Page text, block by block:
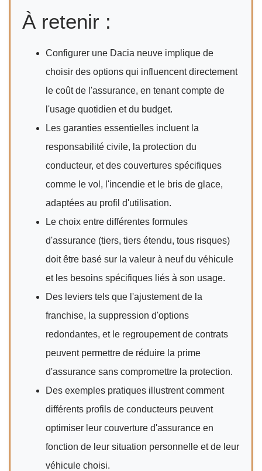
À retenir :
Configurer une Dacia neuve implique de
choisir des options qui influencent directement
le coût de l'assurance, en tenant compte de
l'usage quotidien et du budget.
Les garanties essentielles incluent la
responsabilité civile, la protection du
conducteur, et des couvertures spécifiques
comme le vol, l'incendie et le bris de glace,
adaptées au profil d'utilisation.
Le choix entre différentes formules
d'assurance (tiers, tiers étendu, tous risques)
doit être basé sur la valeur à neuf du véhicule
et les besoins spécifiques liés à son usage.
Des leviers tels que l'ajustement de la
franchise, la suppression d'options
redondantes, et le regroupement de contrats
peuvent permettre de réduire la prime
d'assurance sans compromettre la protection.
Des exemples pratiques illustrent comment
différents profils de conducteurs peuvent
optimiser leur couverture d'assurance en
fonction de leur situation personnelle et de leur
véhicule choisi.